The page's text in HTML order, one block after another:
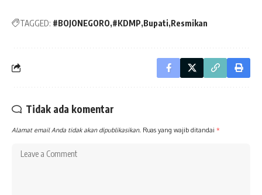
TAGGED: #BOJONEGORO #KDMP Bupati Resmikan
Tidak ada komentar
Alamat email Anda tidak akan dipublikasikan. Ruas yang wajib ditandai *